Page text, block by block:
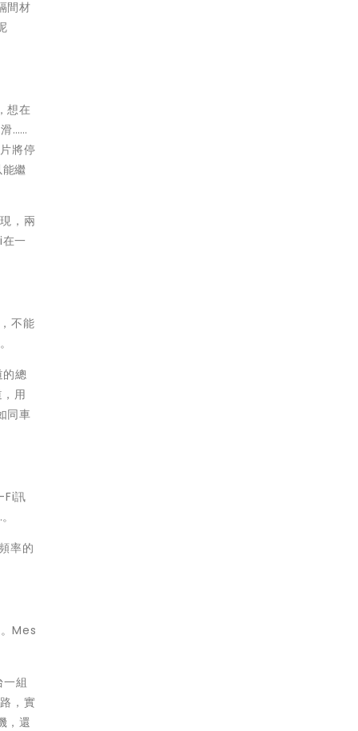
間材
想在
……
將停
繼
，兩
一
不能
總
用
同車
Fi訊
率的
Mes
組
，實
，還